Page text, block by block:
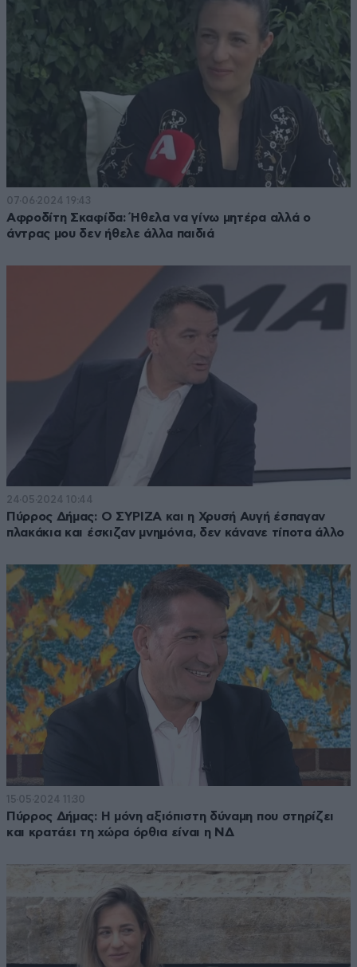
07·06·2024 19:43
Αφροδίτη Σκαφίδα: Ήθελα να γίνω μητέρα αλλά ο
άντρας μου δεν ήθελε άλλα παιδιά
24·05·2024 10:44
Πύρρος Δήμας: O ΣΥΡΙΖΑ και η Χρυσή Αυγή έσπαγαν
πλακάκια και έσκιζαν μνημόνια, δεν κάνανε τίποτα άλλο
15·05·2024 11:30
Πύρρος Δήμας: Η μόνη αξιόπιστη δύναμη που στηρίζει
και κρατάει τη χώρα όρθια είναι η ΝΔ